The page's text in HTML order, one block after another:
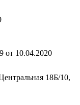
от 10.04.2020
18Б/10,